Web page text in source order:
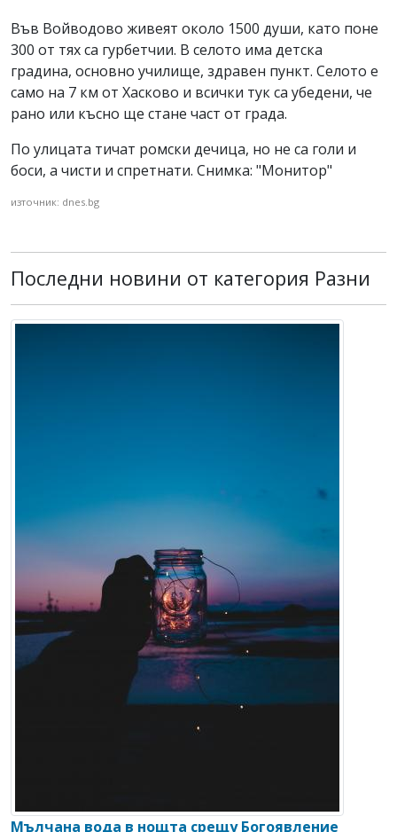
Във Войводово живеят около 1500 души, като поне
300 от тях са гурбетчии. В селото има детска
градина, основно училище, здравен пункт. Селото е
само на 7 км от Хасково и всички тук са убедени, че
рано или късно ще стане част от града.
По улицата тичат ромски дечица, но не са голи и
боси, а чисти и спретнати. Снимка: "Монитор"
източник: dnes.bg
Последни новини от категория Разни
Мълчана вода в нощта срещу Богоявление